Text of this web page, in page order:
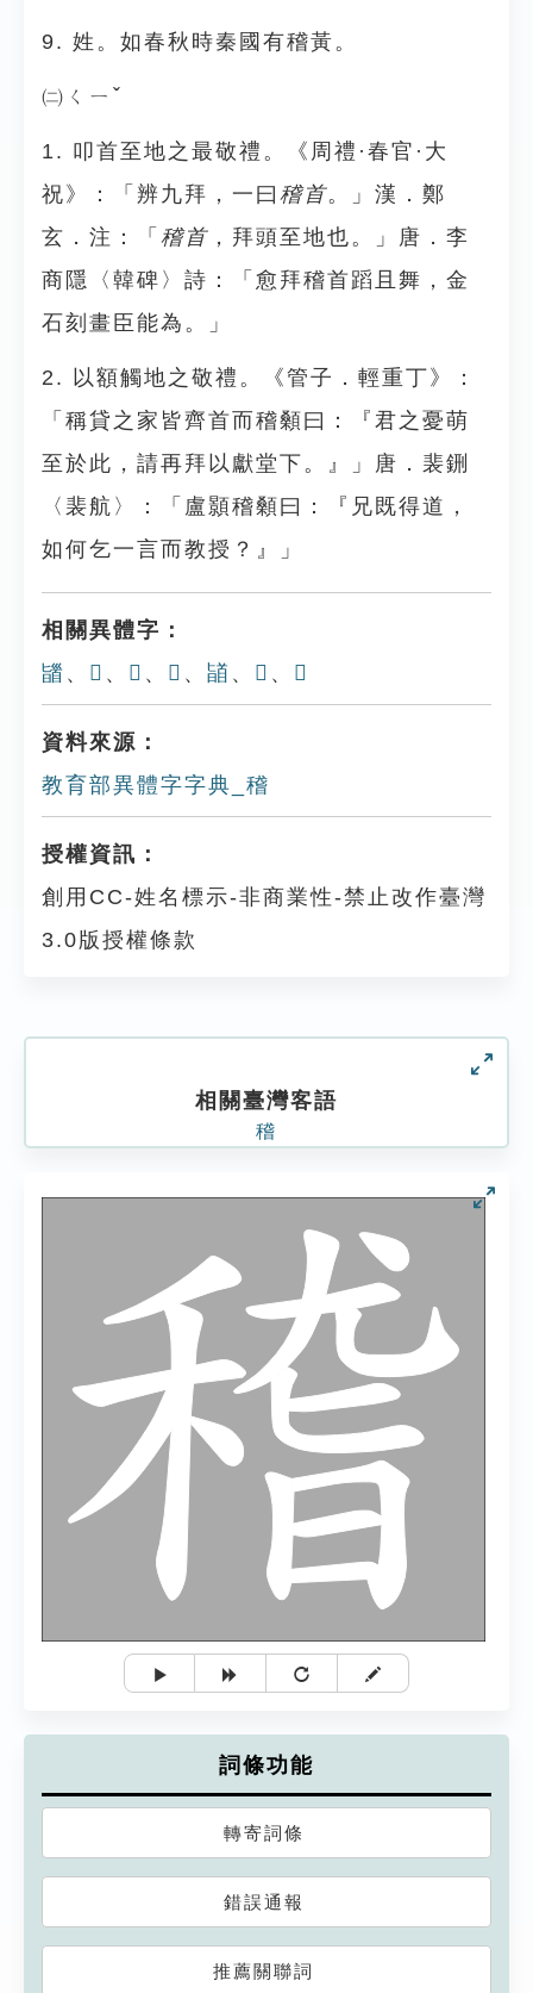
9. 姓。如春秋時秦國有稽黃。
㈡ㄑㄧˇ
1. 叩首至地之最敬禮。《周禮·春官·大
祝》：「辨九拜，一曰 稽首。」漢．鄭
玄．注：「 稽首 ，拜頭至地也。」唐．李
商隱〈韓碑〉詩：「愈拜稽首蹈且舞，金
石刻畫臣能為。」
2. 以額觸地之敬禮。《管子．輕重丁》：
「稱貸之家皆齊首而稽顙曰：『君之憂萌
至於此，請再拜以獻堂下。』」唐．裴鉶
〈裴航〉：「盧顥稽顙曰：『兄既得道，
如何乞一言而教授？』」
相關異體字：
䭬 、 𩠜 、 𥡴 、 𥡳 、 䭫 、 𩠦 、 𩠥
資料來源：
教育部異體字字典_稽
授權資訊：
創用CC-姓名標示-非商業性-禁止改作臺灣
3.0版授權條款
相關臺灣客語
稽
詞條功能
轉寄詞條
錯誤通報
推薦關聯詞